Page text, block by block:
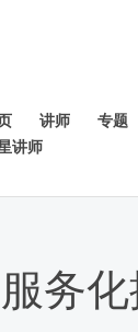
讲师 专题
讲师
务